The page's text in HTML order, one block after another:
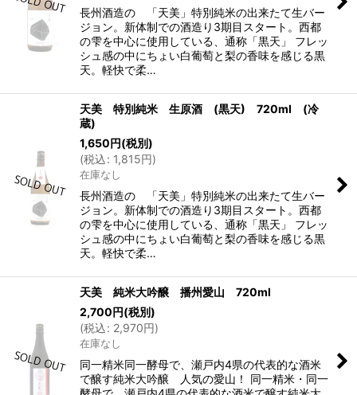
長州酒造の 「天美」特別純米の出来たて生バー
ジョン。新体制での酒造り3期目スタート。西都
の雫を中心に使用している、通称「黒天」 フレッ
シュ感の中にちょい白葡萄と梨の香味を感じる黒
天。軽快で柔…
天美 特別純米 生原酒 (黒天) 720ml (冷
蔵)
1,650円(税別)
(税込: 1,815円)
在庫なし
長州酒造の 「天美」特別純米の出来たて生バー
ジョン。新体制での酒造り3期目スタート。西都
の雫を中心に使用している、通称「黒天」 フレッ
シュ感の中にちょい白葡萄と梨の香味を感じる黒
天。軽快で柔…
天美 純米大吟醸 播州愛山 720ml
2,700円(税別)
(税込: 2,970円)
在庫なし
同一精米同一酵母で、瀬戸内4県の代表的な酒米
で醸す純米大吟醸 人気の愛山！ 同一精米・同一